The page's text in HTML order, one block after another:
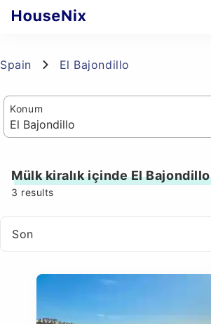
Spain El Bajondillo
Konum
Mülk kiralık içinde El Bajondillo
3 results
Son